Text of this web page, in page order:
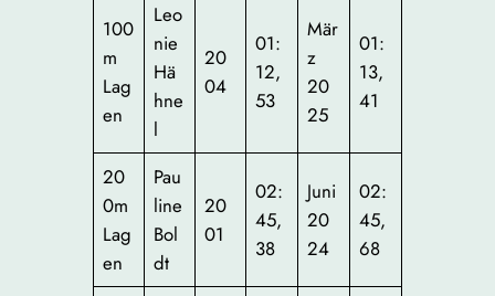
100
m
Lag
en
Leo
nie
Hä
hne
l
20
04
01:
12,
53
Mär
z
20
25
01:
13,
41
20
0m
Lag
en
Pau
line
Bol
dt
20
01
02:
45,
38
Juni
20
24
02:
45,
68